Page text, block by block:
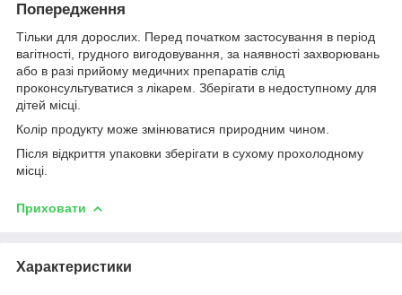
Попередження
Тільки для дорослих. Перед початком застосування в період
вагітності, грудного вигодовування, за наявності захворювань
або в разі прийому медичних препаратів слід
проконсультуватися з лікарем. Зберігати в недоступному для
дітей місці.
Колір продукту може змінюватися природним чином.
Після відкриття упаковки зберігати в сухому прохолодному
місці.
Приховати
Характеристики